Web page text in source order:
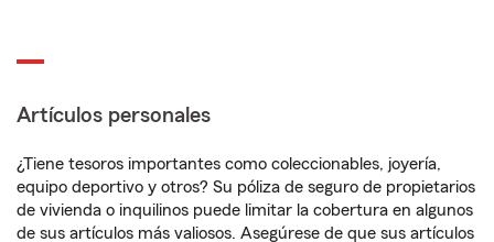
Artículos personales
¿Tiene tesoros importantes como coleccionables, joyería,
equipo deportivo y otros? Su póliza de seguro de propietarios
de vivienda o inquilinos puede limitar la cobertura en algunos
de sus artículos más valiosos. Asegúrese de que sus artículos